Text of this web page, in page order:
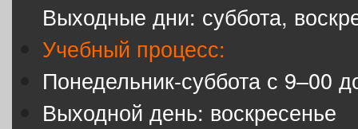
Выходные дни: суббота,
Учебный процесс:
Понедельник-суббота с 9–00
Выходной день: воскресенье